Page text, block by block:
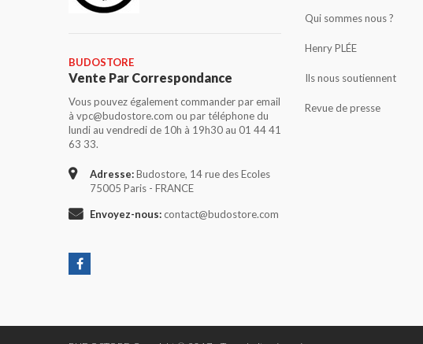
BUDOSTORE
Vente Par Correspondance
Vous pouvez également commander par email
à vpc@budostore.com ou par téléphone du
lundi au vendredi de 10h à 19h30 au 01 44 41
63 33.
Adresse:Budostore, 14 rue des Ecoles
75005 Paris - FRANCE
Envoyez-nous: contact@budostore.com
Qui sommes nous ?
Henry PLÉE
Ils nous soutiennent
Revue de presse